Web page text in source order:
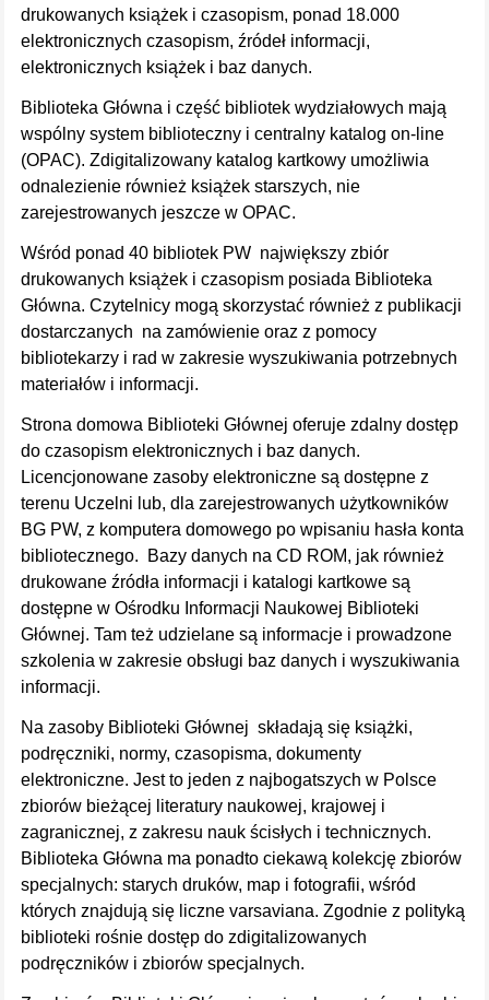
drukowanych książek i czasopism, ponad 18.000
elektronicznych czasopism, źródeł informacji,
elektronicznych książek i baz danych.
Biblioteka Główna i część bibliotek wydziałowych mają
wspólny system biblioteczny i centralny katalog on-line
(OPAC). Zdigitalizowany katalog kartkowy umożliwia
odnalezienie również książek starszych, nie
zarejestrowanych jeszcze w OPAC.
Wśród ponad 40 bibliotek PW największy zbiór
drukowanych książek i czasopism posiada Biblioteka
Główna. Czytelnicy mogą skorzystać również z publikacji
dostarczanych na zamówienie oraz z pomocy
bibliotekarzy i rad w zakresie wyszukiwania potrzebnych
materiałów i informacji.
Strona domowa Biblioteki Głównej oferuje zdalny dostęp
do czasopism elektronicznych i baz danych.
Licencjonowane zasoby elektroniczne są dostępne z
terenu Uczelni lub, dla zarejestrowanych użytkowników
BG PW, z komputera domowego po wpisaniu hasła konta
bibliotecznego. Bazy danych na CD ROM, jak również
drukowane źródła informacji i katalogi kartkowe są
dostępne w Ośrodku Informacji Naukowej Biblioteki
Głównej. Tam też udzielane są informacje i prowadzone
szkolenia w zakresie obsługi baz danych i wyszukiwania
informacji.
Na zasoby Biblioteki Głównej składają się książki,
podręczniki, normy, czasopisma, dokumenty
elektroniczne. Jest to jeden z najbogatszych w Polsce
zbiorów bieżącej literatury naukowej, krajowej i
zagranicznej, z zakresu nauk ścisłych i technicznych.
Biblioteka Główna ma ponadto ciekawą kolekcję zbiorów
specjalnych: starych druków, map i fotografii, wśród
których znajdują się liczne varsaviana. Zgodnie z polityką
biblioteki rośnie dostęp do zdigitalizowanych
podręczników i zbiorów specjalnych.